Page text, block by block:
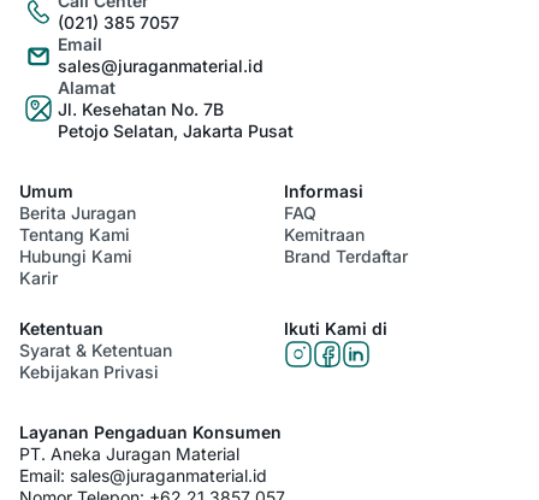
(021) 385 7057
Email
sales@juraganmaterial.id
Alamat
Jl. Kesehatan No. 7B
Petojo Selatan, Jakarta Pusat
Umum
Berita Juragan
Tentang Kami
Hubungi Kami
Karir
Informasi
FAQ
Kemitraan
Brand Terdaftar
Ketentuan
Syarat & Ketentuan
Kebijakan Privasi
Ikuti Kami di
Layanan Pengaduan Konsumen
PT. Aneka Juragan Material
Email: sales@juraganmaterial.id